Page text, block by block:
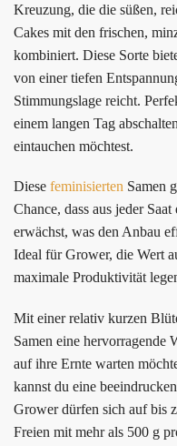
Kreuzung, die die süßen,
Cakes mit den frischen,
kombiniert. Diese Sorte
von einer tiefen
Stimmungslage reicht.
einem langen Tag
eintauchen möchtest.
Diese feminisierten Samen
Chance, dass aus jeder
erwächst, was den Anbau
Ideal für Grower, die Wert
maximale Produktivität
Mit einer relativ kurzen
Samen eine hervorragende
auf ihre Ernte warten
kannst du eine
Grower dürfen sich auf bis
Freien mit mehr als 500 g